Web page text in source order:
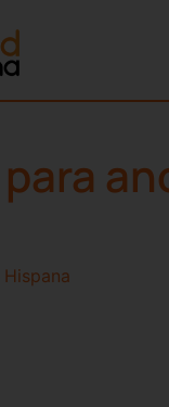
para
Hispana